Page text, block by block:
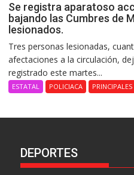
Se registra aparatoso
bajando las Cumbres de
lesionados.
Tres personas lesionadas,
afectaciones a la circulación,
registrado este martes...
ESTATAL POLICIACA PRINCIPALES
DEPORTES